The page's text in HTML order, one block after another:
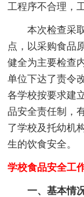
工程序不合理，
本次检查采取
点，以采购食品
健全为主要检查
单位下达了责令
各学校按要求建
品安全责任制，
了学校及托幼机
生的饮食安全。
学校食品安全工
一、基本情